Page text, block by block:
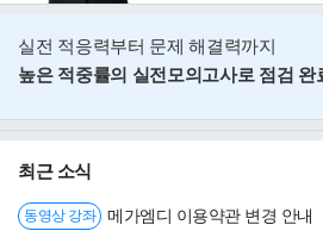
실전 적응력부터 문제 해결력까지
높은 적중률의 실전모의고사로 점검 완
최근 소식
동영상 강좌 메가엠디 이용약관 변경 안내